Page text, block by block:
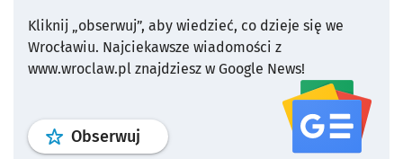
Kliknij „obserwuj”, aby wiedzieć, co dzieje się we
Wrocławiu. Najciekawsze wiadomości z
www.wroclaw.pl znajdziesz w Google News!
Obserwuj profil serwisu